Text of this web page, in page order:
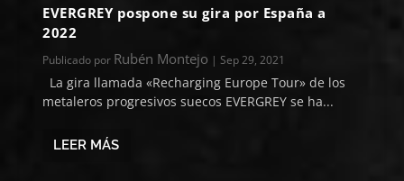
EVERGREY pospone su gira por España a
2022
Publicado por Rubén Montejo |Sep 29, 2021
La gira llamada «Recharging Europe Tour» de los
metaleros progresivos suecos EVERGREY se ha...
LEER MÁS